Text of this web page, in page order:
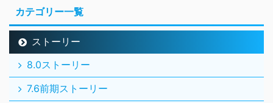
カテゴリー一覧
ストーリー
8.0ストーリー
7.6前期ストーリー